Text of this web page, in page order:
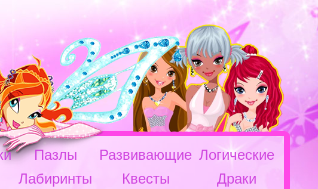
Пазлы Развивающие Логические
Лабиринты Квесты Драки